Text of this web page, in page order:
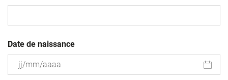
Date de naissance